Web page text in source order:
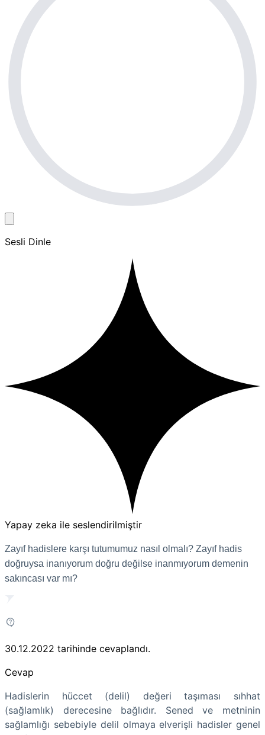
Sesli Dinle
Yapay zeka ile seslendirilmiştir
Zayıf hadislere karşı tutumumuz nasıl olmalı? Zayıf hadis
doğruysa inanıyorum doğru değilse inanmıyorum demenin
sakıncası var mı?
30.12.2022 tarihinde cevaplandı.
Cevap
Hadislerin hüccet (delil) değeri taşıması sıhhat
(sağlamlık) derecesine bağlıdır. Sened ve metninin
sağlamlığı sebebiyle delil olmaya elverişli hadisler genel